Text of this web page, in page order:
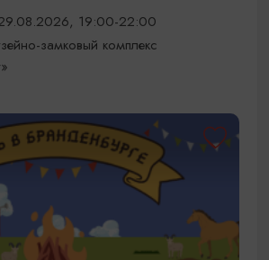
19:00-22:00
замковый комплекс